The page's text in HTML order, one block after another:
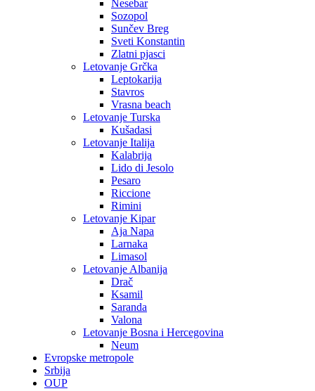
Nesebar
Sozopol
Sunčev Breg
Sveti Konstantin
Zlatni pjasci
Letovanje Grčka
Leptokarija
Stavros
Vrasna beach
Letovanje Turska
Kušadasi
Letovanje Italija
Kalabrija
Lido di Jesolo
Pesaro
Riccione
Rimini
Letovanje Kipar
Aja Napa
Larnaka
Limasol
Letovanje Albanija
Drač
Ksamil
Saranda
Valona
Letovanje Bosna i Hercegovina
Neum
Evropske metropole
Srbija
OUP